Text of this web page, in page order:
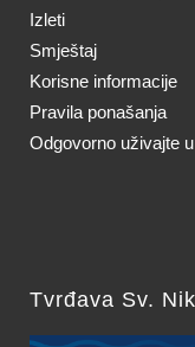
Izleti
Smještaj
Korisne informacije
Pravila ponašanja
Odgovorno uživajte
Tvrđava Sv.